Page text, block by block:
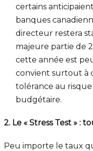
certains
banques
directeur restera
majeure partie de
cette année est
convient surtout à
tolérance au
budgétaire.
2. Le « Stress Test » :
Peu importe le taux